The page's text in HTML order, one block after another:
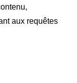
aux requêtes